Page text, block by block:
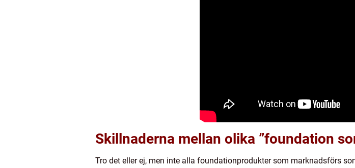
Skillnaderna mellan olika ”foundation
Tro det eller ej, men inte alla foundationprodukter som marknadsförs